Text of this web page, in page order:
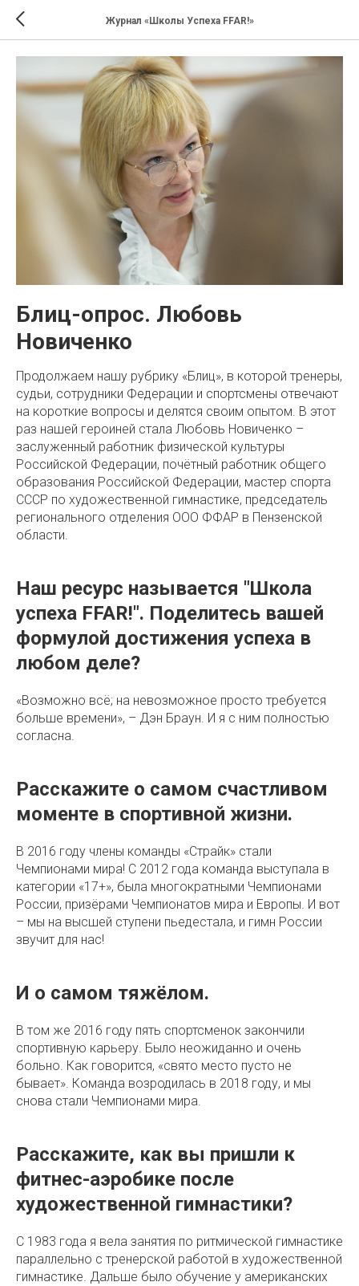
Журнал «Школы Успеха FFAR!»
Блиц-опрос. Любовь
Новиченко
Продолжаем нашу рубрику «Блиц», в которой тренеры,
судьи, сотрудники Федерации и спортсмены отвечают
на короткие вопросы и делятся своим опытом. В этот
раз нашей героиней стала Любовь Новиченко –
заслуженный работник физической культуры
Российской Федерации, почётный работник общего
образования Российской Федерации, мастер спорта
СССР по художественной гимнастике, председатель
регионального отделения ООО ФФАР в Пензенской
области.
Наш ресурс называется "Школа
успеха FFAR!". Поделитесь вашей
формулой достижения успеха в
любом деле?
«Возможно всё; на невозможное просто требуется
больше времени», – Дэн Браун. И я с ним полностью
согласна.
Расскажите о самом счастливом
моменте в спортивной жизни.
В 2016 году члены команды «Страйк» стали
Чемпионами мира! С 2012 года команда выступала в
категории «17+», была многократными Чемпионами
России, призёрами Чемпионатов мира и Европы. И вот
– мы на высшей ступени пьедестала, и гимн России
звучит для нас!
И о самом тяжёлом.
В том же 2016 году пять спортсменок закончили
спортивную карьеру. Было неожиданно и очень
больно. Как говорится, «свято место пусто не
бывает». Команда возродилась в 2018 году, и мы
снова стали Чемпионами мира.
Расскажите, как вы пришли к
фитнес-аэробике после
художественной гимнастики?
С 1983 года я вела занятия по ритмической гимнастике
параллельно с тренерской работой в художественной
гимнастике. Дальше было обучение у американских